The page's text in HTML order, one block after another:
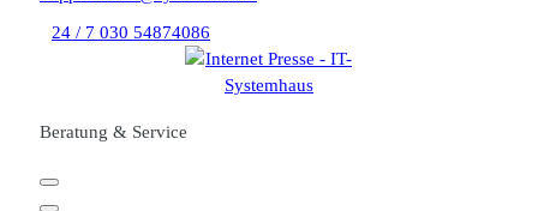
24 / 7 030 54874086
Beratung & Service